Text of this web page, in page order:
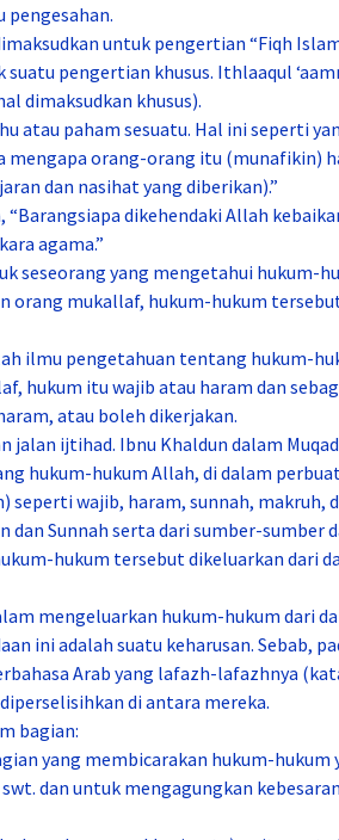
pengesahan.
untuk pengertian “Fiqh
pengertian khusus. Ithlaaqul
dimaksudkan khusus).
atau paham sesuatu. Hal ini seperti
mengapa orang-orang itu (munafikin)
dan nasihat yang diberikan).”
“Barangsiapa dikehendaki Allah
agama.”
seseorang yang mengetahui hukum-
orang mukallaf, hukum-hukum
ilmu pengetahuan tentang hukum-
hukum itu wajib atau haram dan
atau boleh dikerjakan.
jalan ijtihad. Ibnu Khaldun dalam
hukum-hukum Allah, di dalam
seperti wajib, haram, sunnah, makruh,
dan Sunnah serta dari sumber-sumber
hukum tersebut dikeluarkan dari
mengeluarkan hukum-hukum dari
ini adalah suatu keharusan. Sebab,
Arab yang lafazh-lafazhnya
di antara mereka.
bagian:
yang membicarakan hukum-hukum
dan untuk mengagungkan